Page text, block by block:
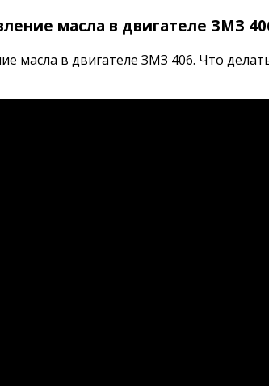
масла в двигателе ЗМЗ
масла в двигателе ЗМЗ 406. Что